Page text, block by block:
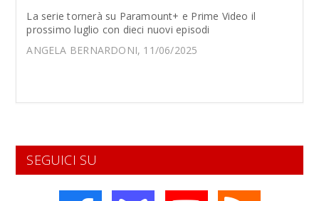
La serie tornerà su Paramount+ e Prime Video il
prossimo luglio con dieci nuovi episodi
ANGELA BERNARDONI, 11/06/2025
SEGUICI SU